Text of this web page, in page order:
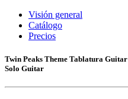
Visión general
Catálogo
Precios
Twin Peaks Theme Tablatura
Solo Guitar